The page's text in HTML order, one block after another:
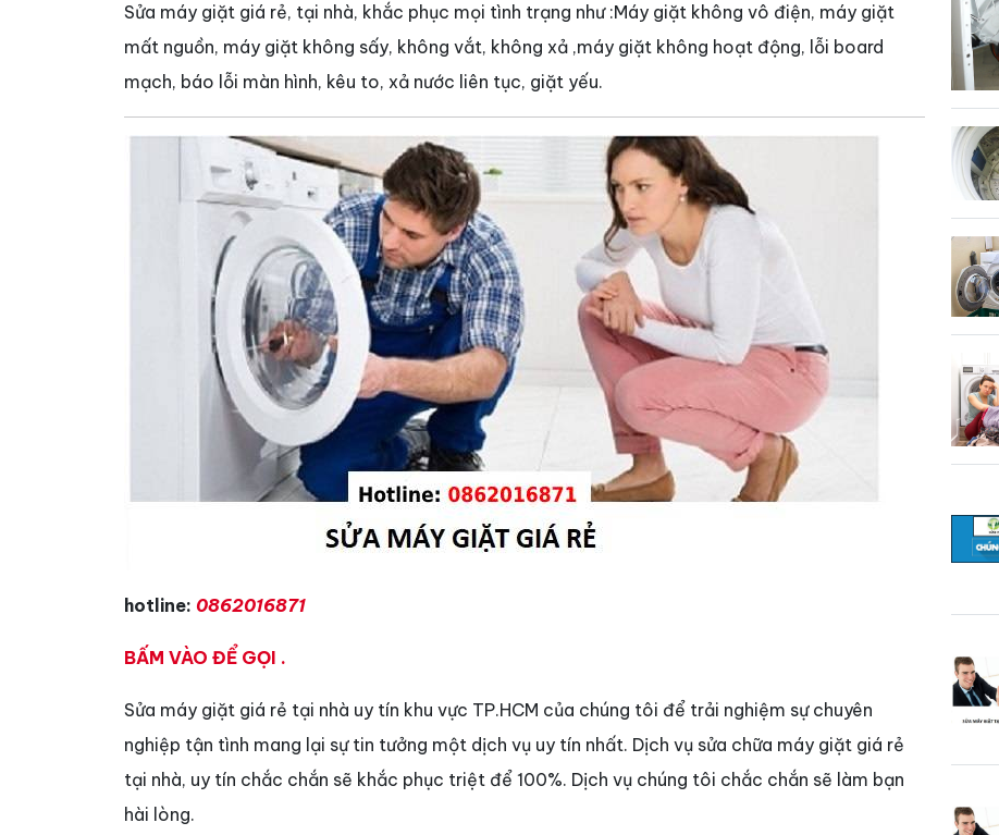
Sửa máy giặt giá rẻ, tại nhà, khắc phục mọi tình trạng như :Máy giặt không vô điện, máy giặt
mất nguồn, máy giặt không sấy, không vắt, không xả ,máy giặt không hoạt động, lỗi board
mạch, báo lỗi màn hình, kêu to, xả nước liên tục, giặt yếu.
hotline: 0862016871
BẤM VÀO ĐỂ GỌI .
Sửa máy giặt giá rẻ tại nhà uy tín khu vực TP.HCM của chúng tôi để trải nghiệm sự chuyên
nghiệp tận tình mang lại sự tin tưởng một dịch vụ uy tín nhất. Dịch vụ sửa chữa máy giặt giá rẻ
tại nhà, uy tín chắc chắn sẽ khắc phục triệt để 100%. Dịch vụ chúng tôi chắc chắn sẽ làm bạn
hài lòng.